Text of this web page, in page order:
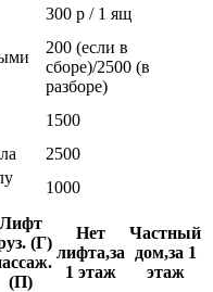
300 р / 1 ящ
200 (если в
сборе)/2500 (в
разборе)
1500
2500
1000
Лифт
(Г)
(П)
Нет
лифта,за
1 этаж
Частный
дом,за 1
этаж